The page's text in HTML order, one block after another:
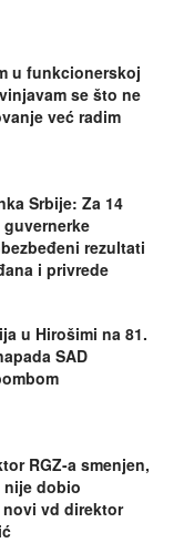
u funkcionerskoj
se što ne
već radim
Srbije: Za 14
rezultati
i privrede
u Hirošimi na 81.
SAD
RGZ-a smenjen,
dobio
vd direktor